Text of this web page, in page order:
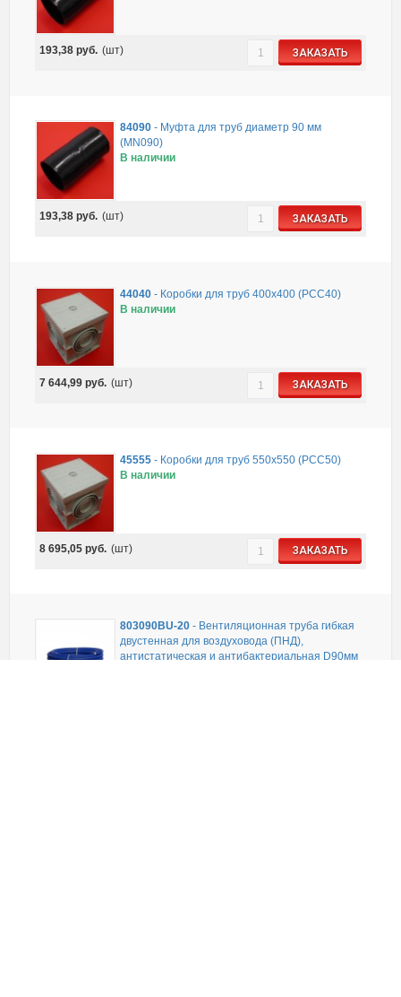
193,38 руб. (шт) ЗАКАЗАТЬ
84090- Муфта для труб диаметр 90 мм
(MN090)
В наличии
193,38 руб. (шт) ЗАКАЗАТЬ
44040- Коробки для труб 400х400 (PCC40)
В наличии
7 644,99 руб. (шт) ЗАКАЗАТЬ
45555- Коробки для труб 550х550 (PCC50)
В наличии
8 695,05 руб. (шт) ЗАКАЗАТЬ
803090BU-20- Вентиляционная труба гибкая
двустенная для воздуховода (ПНД),
антистатическая и антибактериальная D90мм